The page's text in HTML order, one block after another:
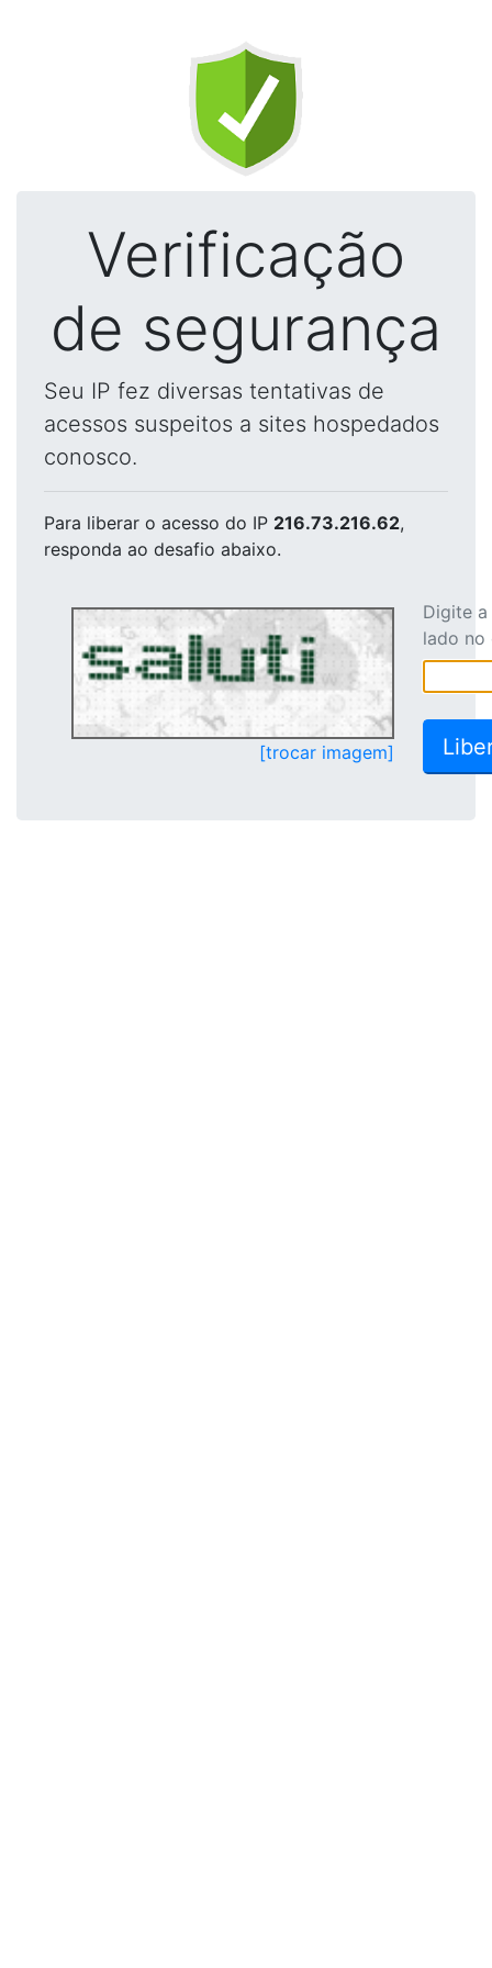
Verificação
de segurança
Seu IP fez diversas tentativas de
acessos suspeitos a sites hospedados
conosco.
Para liberar o acesso do IP 216.73.216.62,
responda ao desafio abaixo.
[trocar imagem]
Digite
lado no